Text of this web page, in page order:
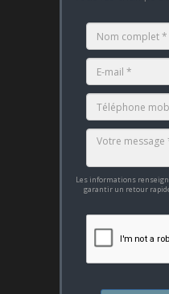
Les informations
garantir un retour